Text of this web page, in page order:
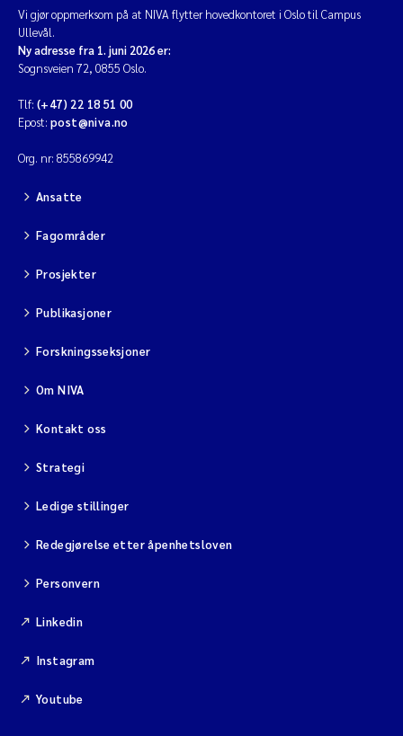
Vi gjør oppmerksom på at NIVA flytter hovedkontoret i Oslo til Campus
Ullevål.
Ny adresse fra 1. juni 2026 er:
Sognsveien 72, 0855 Oslo.
Tlf: (+47) 22 18 51 00
Epost: post@niva.no
Org. nr: 855869942
Ansatte
Fagområder
Prosjekter
Publikasjoner
Forskningsseksjoner
Om NIVA
Kontakt oss
Strategi
Ledige stillinger
Redegjørelse etter åpenhetsloven
Personvern
Linkedin
Instagram
Youtube